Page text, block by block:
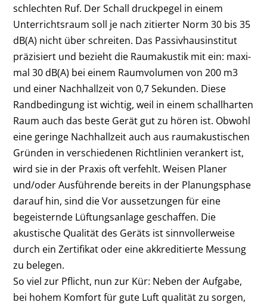
schlechten Ruf. Der Schall­ druckpegel in einem
Unterrichtsraum soll je nach zitierter Norm 30 bis 35
dB(A) nicht über­ schreiten. Das Passivhausinstitut
präzisiert und bezieht die Raumakustik mit ein: maxi­
mal 30 dB(A) bei einem Raumvolumen von 200 m3
und einer Nachhallzeit von 0,7 Sekunden. Diese
Randbedingung ist wich­tig, weil in einem schallharten
Raum auch das beste Gerät gut zu hören ist. Obwohl
eine ge­ringe Nachhallzeit auch aus raumakustischen
Gründen in verschiedenen Richtlinien veran­kert ist,
wird sie in der Praxis oft verfehlt. Wei­sen Planer
und/oder Ausführende bereits in der Planungsphase
darauf hin, sind die Vor­ aussetzungen für eine
begeisternde Lüftungs­anlage geschaffen. Die
akustische Qualität des Geräts ist sinnvollerweise
durch ein Zertifikat oder eine akkreditierte Messung
zu belegen.
So viel zur Pflicht, nun zur Kür: Neben der Aufgabe,
bei hohem Komfort für gute Luft­ qualität zu sorgen,